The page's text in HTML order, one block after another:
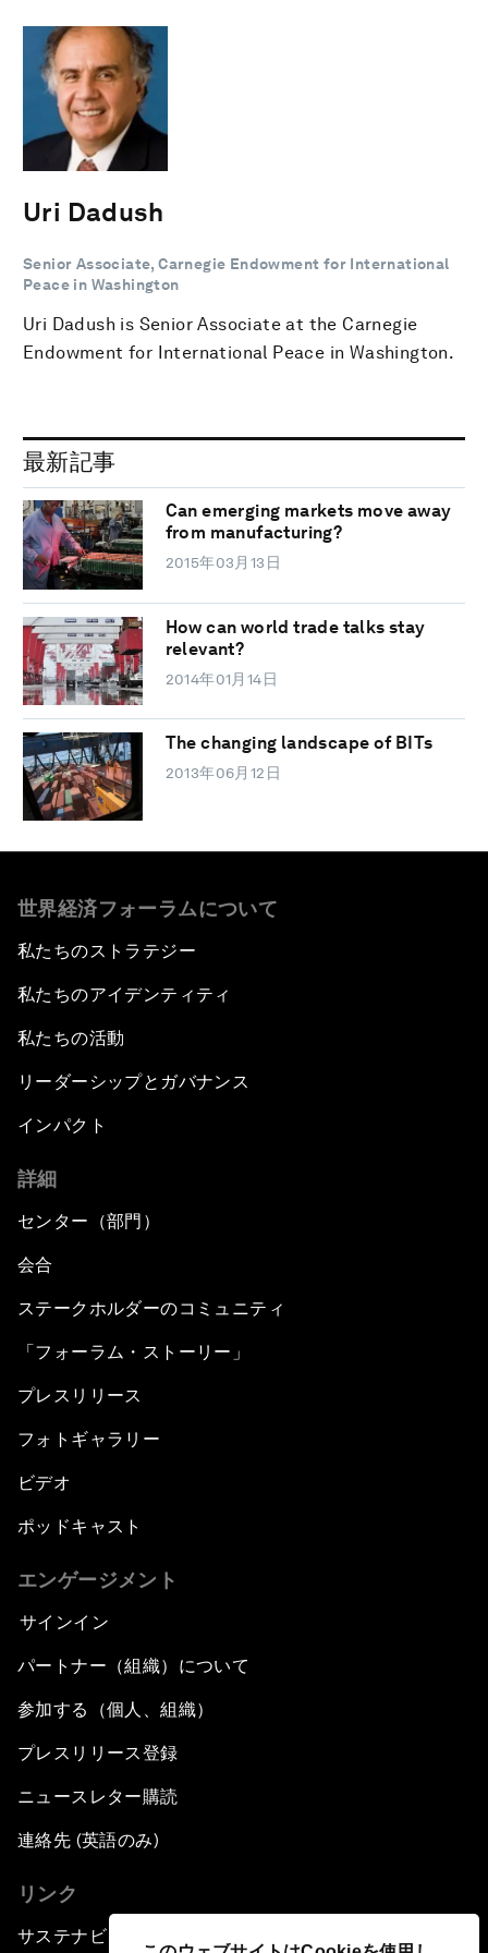
Uri Dadush
Senior Associate, Carnegie Endowment for International
Peace in Washington
Uri Dadush is Senior Associate at the Carnegie
Endowment for International Peace in Washington.
最新記事
Can emerging markets move away
from manufacturing?
2015年03月13日
How can world trade talks stay
relevant?
2014年01月14日
The changing landscape of BITs
2013年06月12日
世界経済フォーラムについて
私たちのストラテジー
私たちのアイデンティティ
私たちの活動
リーダーシップとガバナンス
インパクト
詳細
センター（部門）
会合
ステークホルダーのコミュニティ
「フォーラム・ストーリー」
プレスリリース
フォトギャラリー
ビデオ
ポッドキャスト
エンゲージメント
サインイン
パートナー（組織）について
参加する（個人、組織）
プレスリリース登録
ニュースレター購読
連絡先 (英語のみ)
リンク
サステナビリティへの取り組み